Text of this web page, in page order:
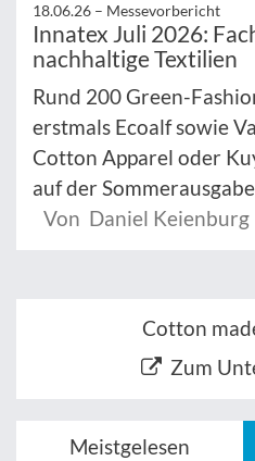
18.06.26 – Messevorbericht
Innatex Juli 2026:
nachhaltige Textilien
Rund 200 Green-
erstmals Ecoalf sowie
Cotton Apparel oder
auf der
Von Daniel Keienburg
Cotton
Zum
Meistgelesen